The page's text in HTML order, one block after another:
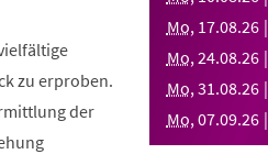
Tab)
Mo, 17.08.26
Mo,24.08.26
Mo,31.08.26
Mo,07.09.26
zu erproben.
der